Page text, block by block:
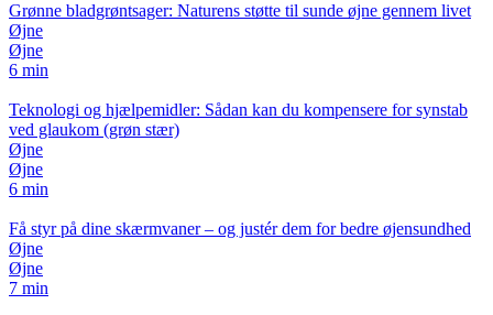
Grønne bladgrøntsager: Naturens støtte til sunde øjne gennem livet
Øjne
Øjne
6 min
Teknologi og hjælpemidler: Sådan kan du kompensere for synstab
ved glaukom (grøn stær)
Øjne
Øjne
6 min
Få styr på dine skærmvaner – og justér dem for bedre øjensundhed
Øjne
Øjne
7 min